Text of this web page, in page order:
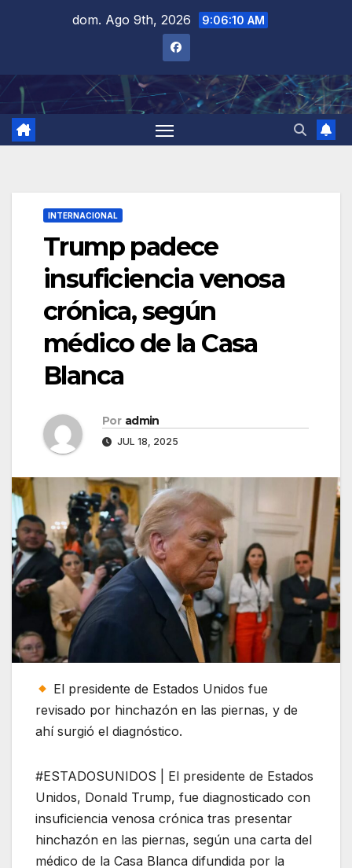
dom. Ago 9th, 2026 9:06:11 AM
INTERNACIONAL
Trump padece
insuficiencia venosa
crónica, según
médico de la Casa
Blanca
Por admin
JUL 18, 2025
El presidente de Estados Unidos fue
revisado por hinchazón en las piernas, y de
ahí surgió el diagnóstico.
#ESTADOSUNIDOS | El presidente de Estados
Unidos, Donald Trump, fue diagnosticado con
insuficiencia venosa crónica tras presentar
hinchazón en las piernas, según una carta del
médico de la Casa Blanca difundida por la